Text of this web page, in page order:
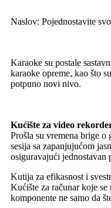
Naslov: Pojednostavite
Karaoke su postale
karaoke opreme, kao što
potpuno novi nivo.
Kućište za video
Prošla su vremena brige
sesija sa zapanjujućom
osiguravajući jednostavan
Kutija za efikasnost i
Kućište za računar koje
komponente ne samo da